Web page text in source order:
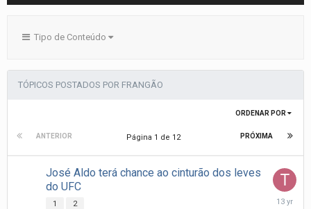
Tipo de Conteúdo
TÓPICOS POSTADOS POR FRANGÃO
ORDENAR POR
ANTERIOR PRÓXIMA
Página 1 de 12
José Aldo terá chance ao cinturão dos leves
do UFC
1 2
March